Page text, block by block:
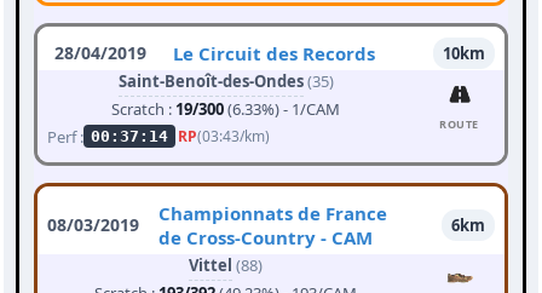
28/04/2019 Le Circuit des Records
10km
Saint-Benoît-des-Ondes(35)
Scratch : 19/300(6.33%) - 1/CAM
Perf : 00:37:14 RP(03:43/km)
ROUTE
08/03/2019
Championnats de France
de Cross-Country - CAM
6km
Vittel (88)